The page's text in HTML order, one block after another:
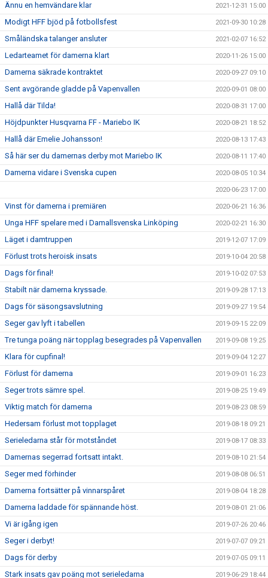
Ännu en hemvändare klar 2021-12-31 15:00
Modigt HFF bjöd på fotbollsfest 2021-09-30 10:28
Småländska talanger ansluter 2021-02-07 16:52
Ledarteamet för damerna klart 2020-11-26 15:00
Damerna säkrade kontraktet 2020-09-27 09:10
Sent avgörande gladde på Vapenvallen 2020-09-01 08:00
Hallå där Tilda! 2020-08-31 17:00
Höjdpunkter Husqvarna FF - Mariebo IK 2020-08-21 18:52
Hallå där Emelie Johansson! 2020-08-13 17:43
Så här ser du damernas derby mot Mariebo IK 2020-08-11 17:40
Damerna vidare i Svenska cupen 2020-08-05 10:34
2020-06-23 17:00
Vinst för damerna i premiären 2020-06-21 16:36
Unga HFF spelare med i Damallsvenska Linköping 2020-02-21 16:30
Läget i damtruppen 2019-12-07 17:09
Förlust trots heroisk insats 2019-10-04 20:58
Dags för final! 2019-10-02 07:53
Stabilt när damerna kryssade. 2019-09-28 17:13
Dags för säsongsavslutning 2019-09-27 19:54
Seger gav lyft i tabellen 2019-09-15 22:09
Tre tunga poäng när topplag besegrades på Vapenvallen 2019-09-08 19:25
Klara för cupfinal! 2019-09-04 12:27
Förlust för damerna 2019-09-01 16:23
Seger trots sämre spel. 2019-08-25 19:49
Viktig match för damerna 2019-08-23 08:59
Hedersam förlust mot topplaget 2019-08-18 09:21
Serieledarna står för motståndet 2019-08-17 08:33
Damernas segerrad fortsatt intakt. 2019-08-10 21:54
Seger med förhinder 2019-08-08 06:51
Damerna fortsätter på vinnarspåret 2019-08-04 18:28
Damerna laddade för spännande höst. 2019-08-01 21:06
Vi är igång igen 2019-07-26 20:46
Seger i derbyt! 2019-07-07 09:21
Dags för derby 2019-07-05 09:11
Stark insats gav poäng mot serieledarna 2019-06-29 18:44